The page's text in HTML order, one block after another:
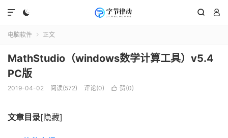
  

电脑软件  正文
MathStudio（windows数学计算工具）v5.4
PC版
2019-04-02 阅读(572) 评论(0)  赞(0)
文章目录[隐藏]